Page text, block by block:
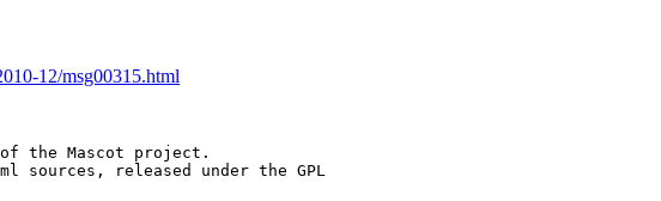
12/msg00315.html
the Mascot project.
sources, released under the GPL